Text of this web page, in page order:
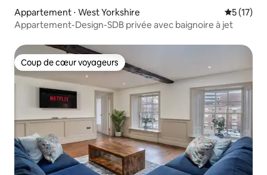
Appartement ⋅ West Yorkshire
5 (17)
Appartement-Design-SDB privée avec baignoire à jet
Coup de cœur voyageurs
Coup de cœur voyageurs